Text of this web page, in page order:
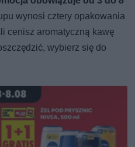
wynosi cztery opakowania
cenisz aromatyczną kawę
wybierz się do